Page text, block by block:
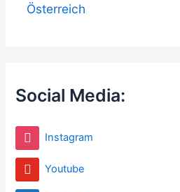
Österreich
Social Media:
Instagram
Youtube